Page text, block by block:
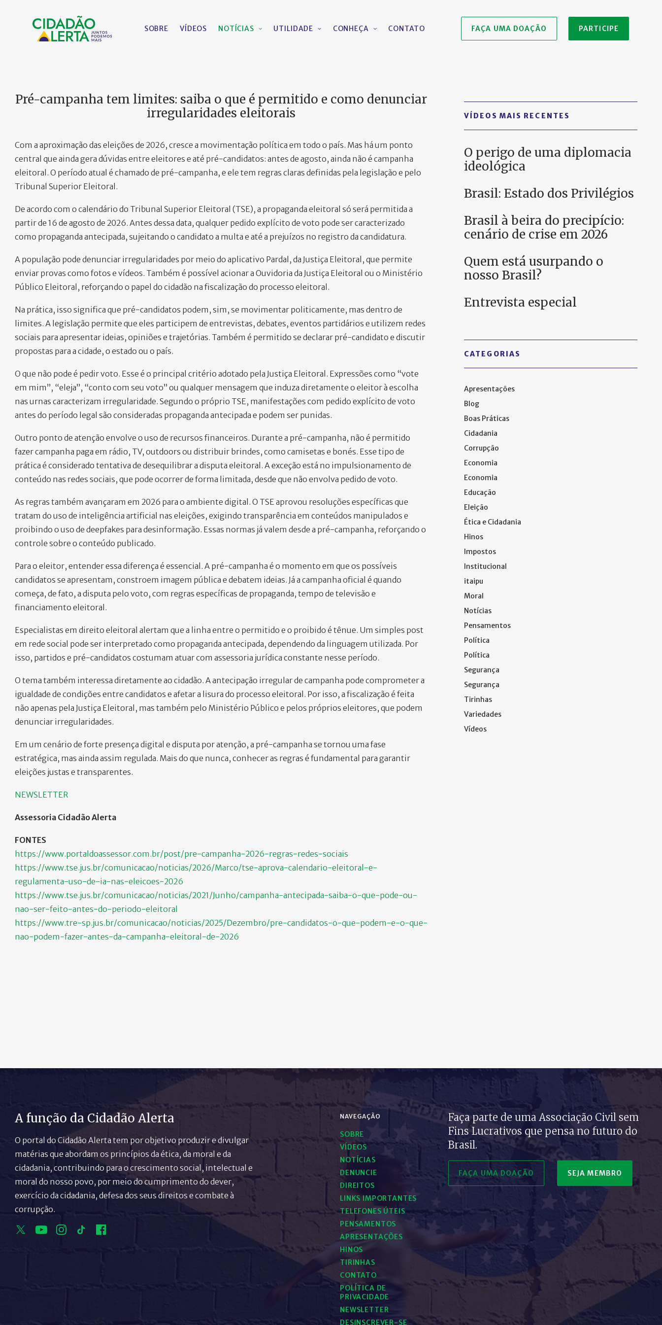
SOBRE VÍDEOS NOTÍCIAS UTILIDADE CONHEÇA CONTATO FAÇA UMA DOAÇÃO PARTICIPE
Pré-campanha tem limites: saiba o que é permitido e como denunciar
irregularidades eleitorais
Com a aproximação das eleições de 2026, cresce a movimentação política em todo o país. Mas há um ponto
central que ainda gera dúvidas entre eleitores e até pré-candidatos: antes de agosto, ainda não é campanha
eleitoral. O período atual é chamado de pré-campanha, e ele tem regras claras definidas pela legislação e pelo
Tribunal Superior Eleitoral.
De acordo com o calendário do Tribunal Superior Eleitoral (TSE), a propaganda eleitoral só será permitida a
partir de 16 de agosto de 2026. Antes dessa data, qualquer pedido explícito de voto pode ser caracterizado
como propaganda antecipada, sujeitando o candidato a multa e até a prejuízos no registro da candidatura.
A população pode denunciar irregularidades por meio do aplicativo Pardal, da Justiça Eleitoral, que permite
enviar provas como fotos e vídeos. Também é possível acionar a Ouvidoria da Justiça Eleitoral ou o Ministério
Público Eleitoral, reforçando o papel do cidadão na fiscalização do processo eleitoral.
Na prática, isso significa que pré-candidatos podem, sim, se movimentar politicamente, mas dentro de
limites. A legislação permite que eles participem de entrevistas, debates, eventos partidários e utilizem redes
sociais para apresentar ideias, opiniões e trajetórias. Também é permitido se declarar pré-candidato e discutir
propostas para a cidade, o estado ou o país.
O que não pode é pedir voto. Esse é o principal critério adotado pela Justiça Eleitoral. Expressões como “vote
em mim”, “eleja”, “conto com seu voto” ou qualquer mensagem que induza diretamente o eleitor à escolha
nas urnas caracterizam irregularidade. Segundo o próprio TSE, manifestações com pedido explícito de voto
antes do período legal são consideradas propaganda antecipada e podem ser punidas.
Outro ponto de atenção envolve o uso de recursos financeiros. Durante a pré-campanha, não é permitido
fazer campanha paga em rádio, TV, outdoors ou distribuir brindes, como camisetas e bonés. Esse tipo de
prática é considerado tentativa de desequilibrar a disputa eleitoral. A exceção está no impulsionamento de
conteúdo nas redes sociais, que pode ocorrer de forma limitada, desde que não envolva pedido de voto.
As regras também avançaram em 2026 para o ambiente digital. O TSE aprovou resoluções específicas que
tratam do uso de inteligência artificial nas eleições, exigindo transparência em conteúdos manipulados e
proibindo o uso de deepfakes para desinformação. Essas normas já valem desde a pré-campanha, reforçando o
controle sobre o conteúdo publicado.
Para o eleitor, entender essa diferença é essencial. A pré-campanha é o momento em que os possíveis
candidatos se apresentam, constroem imagem pública e debatem ideias. Já a campanha oficial é quando
começa, de fato, a disputa pelo voto, com regras específicas de propaganda, tempo de televisão e
financiamento eleitoral.
Especialistas em direito eleitoral alertam que a linha entre o permitido e o proibido é tênue. Um simples post
em rede social pode ser interpretado como propaganda antecipada, dependendo da linguagem utilizada. Por
isso, partidos e pré-candidatos costumam atuar com assessoria jurídica constante nesse período.
O tema também interessa diretamente ao cidadão. A antecipação irregular de campanha pode comprometer a
igualdade de condições entre candidatos e afetar a lisura do processo eleitoral. Por isso, a fiscalização é feita
não apenas pela Justiça Eleitoral, mas também pelo Ministério Público e pelos próprios eleitores, que podem
denunciar irregularidades.
Em um cenário de forte presença digital e disputa por atenção, a pré-campanha se tornou uma fase
estratégica, mas ainda assim regulada. Mais do que nunca, conhecer as regras é fundamental para garantir
eleições justas e transparentes.
NEWSLETTER
Assessoria Cidadão Alerta
FONTES
https://www.portaldoassessor.com.br/post/pre-campanha-2026-regras-redes-sociais
https://www.tse.jus.br/comunicacao/noticias/2026/Marco/tse-aprova-calendario-eleitoral-e-
regulamenta-uso-de-ia-nas-eleicoes-2026
https://www.tse.jus.br/comunicacao/noticias/2021/Junho/campanha-antecipada-saiba-o-que-pode-ou-
nao-ser-feito-antes-do-periodo-eleitoral
https://www.tre-sp.jus.br/comunicacao/noticias/2025/Dezembro/pre-candidatos-o-que-podem-e-o-que-
nao-podem-fazer-antes-da-campanha-eleitoral-de-2026
VÍDEOS MAIS RECENTES
O perigo de uma diplomacia
ideológica
Brasil: Estado dos Privilégios
Brasil à beira do precipício:
cenário de crise em 2026
Quem está usurpando o
nosso Brasil?
Entrevista especial
CATEGORIAS
Apresentações
Blog
Boas Práticas
Cidadania
Corrupção
Economia
Economia
Educação
Eleição
Ética e Cidadania
Hinos
Impostos
Institucional
itaipu
Moral
Notícias
Pensamentos
Política
Política
Segurança
Segurança
Tirinhas
Variedades
Vídeos
A função da Cidadão Alerta
O portal do Cidadão Alerta tem por objetivo produzir e divulgar
matérias que abordam os princípios da ética, da moral e da
cidadania, contribuindo para o crescimento social, intelectual e
moral do nosso povo, por meio do cumprimento do dever,
exercício da cidadania, defesa dos seus direitos e combate à
corrupção.
NAVEGAÇÃO
SOBRE
VÍDEOS
NOTÍCIAS
DENUNCIE
DIREITOS
LINKS IMPORTANTES
TELEFONES ÚTEIS
PENSAMENTOS
APRESENTAÇÕES
HINOS
TIRINHAS
CONTATO
POLÍTICA DE
PRIVACIDADE
NEWSLETTER
DESINSCREVER-SE
Faça parte de uma Associação Civil sem
Fins Lucrativos que pensa no futuro do
Brasil.
FAÇA UMA DOAÇÃO SEJA MEMBRO